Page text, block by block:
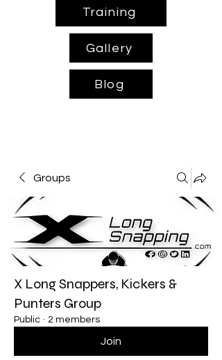
Training
Gallery
Blog
Groups
X Long Snappers, Kickers &
Punters Group
Public · 2 members
Join